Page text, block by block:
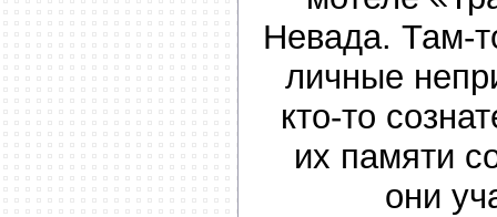
Невада. Там-
личные
кто-то
их памяти
они